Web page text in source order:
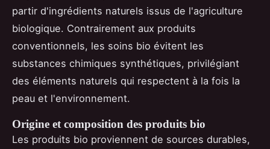
partir d'ingrédients naturels issus de l'agriculture
biologique. Contrairement aux produits
conventionnels, les soins bio évitent les
substances chimiques synthétiques, privilégiant
des éléments naturels qui respectent à la fois la
peau et l'environnement.
Origine et composition des produits bio
Les produits bio proviennent de sources durables,